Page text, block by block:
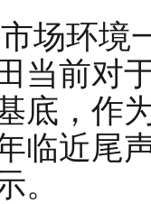
场环境
当前对
底，作
临近尾
。